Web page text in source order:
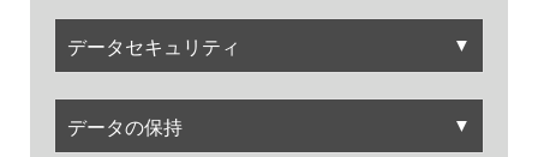
データセキュリティ ▼
データの保持 ▼